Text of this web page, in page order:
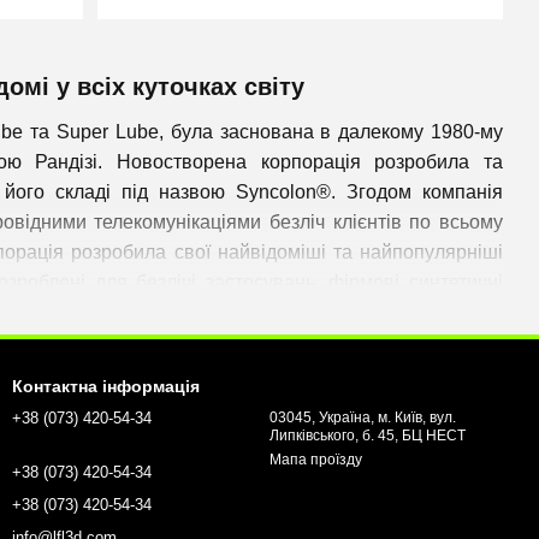
у всіх куточках світу
та Super Lube, була заснована в далекому 1980-му
Рандізі. Новостворена корпорація розробила та
складі під назвою Syncolon®. Згодом компанія
телекомунікаціями безліч клієнтів по всьому
розробила свої найвідоміші та найпопулярніші
клієнтам найбезпечніші мастильні матеріали з
а також відповідність галузевим нормам і
в різних країнах та з різних галузей.
мінеральній основі.
Контактна інформація
+38 (073) 420-54-34
+38 (073) 420-54-34
+38 (073) 420-54-34
03045, Україна, м. Київ, вул.
Липківського, б. 45, БЦ НЕСТ
Мапа проїзду